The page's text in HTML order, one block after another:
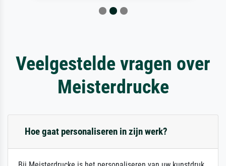
Veelgestelde vragen over
Meisterdrucke
Hoe gaat personaliseren in zijn werk?